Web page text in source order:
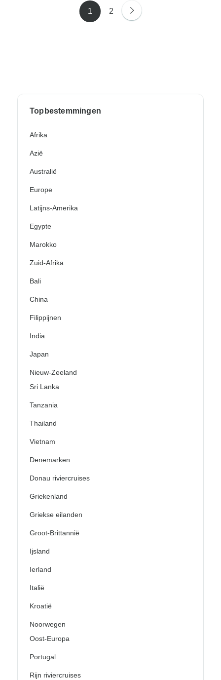
1 2
Topbestemmingen
Afrika
Azië
Australië
Europe
Latijns-Amerika
Egypte
Marokko
Zuid-Afrika
Bali
China
Filippijnen
India
Japan
Nieuw-Zeeland
Sri Lanka
Tanzania
Thailand
Vietnam
Denemarken
Donau riviercruises
Griekenland
Griekse eilanden
Groot-Brittannië
Ijsland
Ierland
Italië
Kroatië
Noorwegen
Oost-Europa
Portugal
Rijn riviercruises